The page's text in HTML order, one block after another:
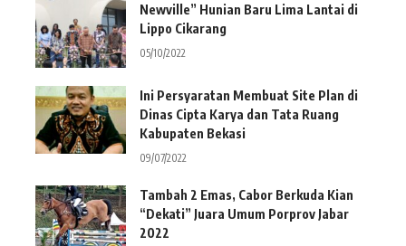
Newville” Hunian Baru Lima Lantai di
Lippo Cikarang
05/10/2022
Ini Persyaratan Membuat Site Plan di
Dinas Cipta Karya dan Tata Ruang
Kabupaten Bekasi
09/07/2022
Tambah 2 Emas, Cabor Berkuda Kian
“Dekati” Juara Umum Porprov Jabar
2022